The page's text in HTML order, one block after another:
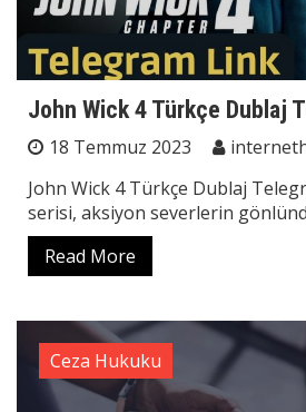
John Wick 4 Türkçe Dublaj
18 Temmuz 2023
John Wick 4 Türkçe Dublaj
serisi, aksiyon severlerin
Read More
Ceza Hukuku